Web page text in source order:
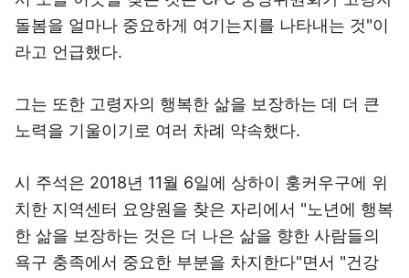
돌봄을 얼마나 중요하게 여기는지를 나타내는 것"이
라고 언급했다.
그는 또한 고령자의 행복한 삶을 보장하는 데 더 큰
노력을 기울이기로 여러 차례 약속했다.
시 주석은 2018년 11월 6일에 상하이 훙커우구에 위
치한 지역센터 요양원을 찾은 자리에서 "노년에 행복
한 삶을 보장하는 것은 더 나은 삶을 향한 사람들의
욕구 충족에서 중요한 부분을 차지한다"면서 "건강